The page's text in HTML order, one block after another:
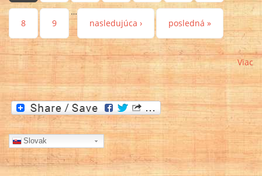
8 9
…
nasledujúca ›
posledná »
Viac
Slovak